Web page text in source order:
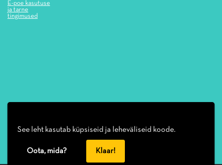
See leht kasutab küpsiseid ja leheväliseid koode.
Oota, mida? Klaar!
E-poe kasutuse
ja tarne
tingimused